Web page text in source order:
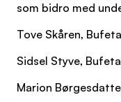
som bidro med
Tove Skåren,
Sidsel Styve,
Marion